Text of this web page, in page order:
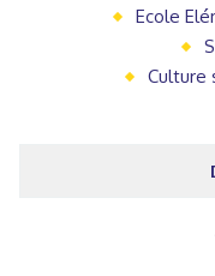
Ecole
Culture